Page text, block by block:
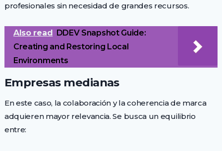
profesionales sin necesidad de grandes recursos.
Also read DDEV Snapshot Guide:
Creating and Restoring Local
Environments
Empresas medianas
En este caso, la colaboración y la coherencia de marca
adquieren mayor relevancia. Se busca un equilibrio
entre: